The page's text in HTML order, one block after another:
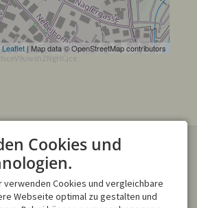
Leaflet | Map data © OpenStreetMap contributors
yfsceV9uwshZNgHCjce
ONLINE-BUCHUNGEN
Verwenden Sie gern unser
Online Buchungstool
Traumurlaub direkt zu buchen.
Cookies und
verwenden Cookies und vergleichbare
Webseite optimal zu gestalten und